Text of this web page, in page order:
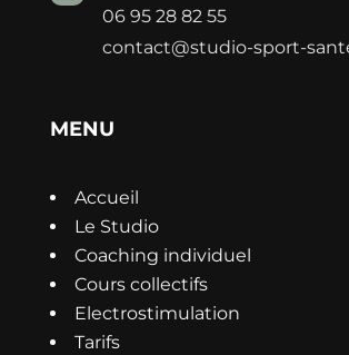
06 95 28 82 55
contact@studio-sport-
MENU
Accueil
Le Studio
Coaching individuel
Cours collectifs
Electrostimulation
Tarifs